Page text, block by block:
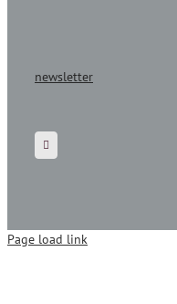
newsletter
Page load link